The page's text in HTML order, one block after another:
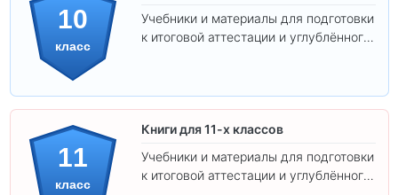
10
класс
Учебники и материалы для подготовки
к итоговой аттестации и углублённого
11
класс
Книги для 11-х классов
Учебники и материалы для подготовки
к итоговой аттестации и углублённого